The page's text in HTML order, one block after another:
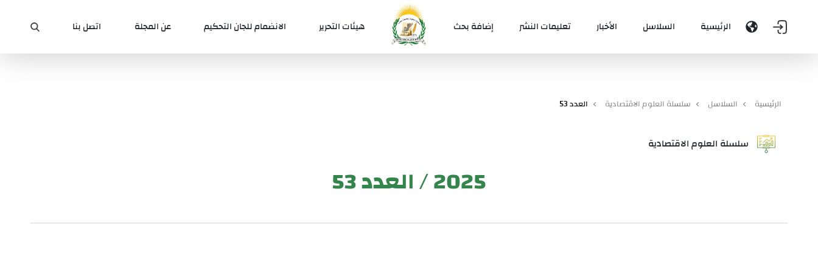
الرئيسية السلاسل الأخبار تعليمات النشر إضافة بحث هيئات التحرير الانضمام للجان التحكيم عن المجلة اتصل بنا
الرئيسية السلاسل سلسلة العلوم الاقتصادية العدد 53
سلسلة العلوم الاقتصادية
2025 / العدد 53